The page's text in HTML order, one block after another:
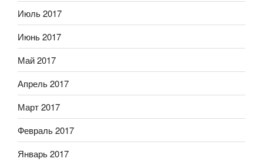
Июль 2017
Июнь 2017
Май 2017
Апрель 2017
Март 2017
Февраль 2017
Январь 2017